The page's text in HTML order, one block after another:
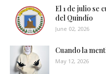
El 1 de julio se
del Quindío
June 02, 2026
Cuando la
May 12, 2026